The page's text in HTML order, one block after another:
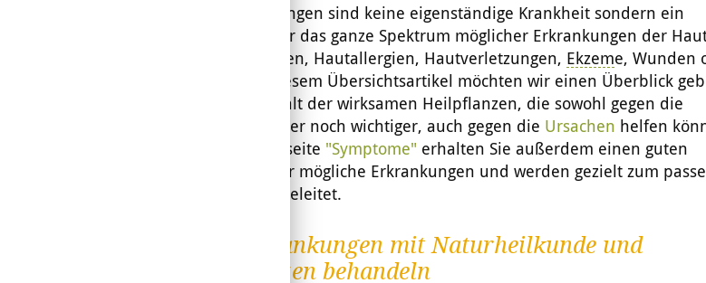
Hauterkrankungen sind keine eigenständige Krankheit sondern ein
Überbegriff für das ganze Spektrum möglicher Erkrankungen der
Hautinfektionen, Hautallergien, Hautverletzungen, Ekzeme, Wunden
Warzen. In diesem Übersichtsartikel möchten wir einen Überblick
über die Vielfalt der wirksamen Heilpflanzen, die sowohl gegen die
Symptome, aber noch wichtiger, auch gegen die Ursachen helfen
Auf der Unterseite "Symptome" erhalten Sie außerdem einen guten
Überblick über mögliche Erkrankungen und werden gezielt zum
Artikel weitergeleitet.
Hauterkrankungen mit Naturheilkunde und
Heilpflanzen behandeln